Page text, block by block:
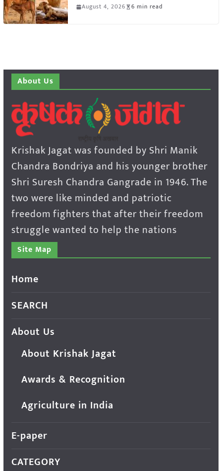
August 4, 2026 6 min read
About Us
Krishak Jagat was founded by Shri Manik
Chandra Bondriya and his younger brother
Shri Suresh Chandra Gangrade in 1946. The
two were like minded and patriotic
freedom fighters that after their freedom
struggle wanted to help the nations
Site Map
Home
SEARCH
About Us
About Krishak Jagat
Awards & Recognition
Agriculture in India
E-paper
CATEGORY